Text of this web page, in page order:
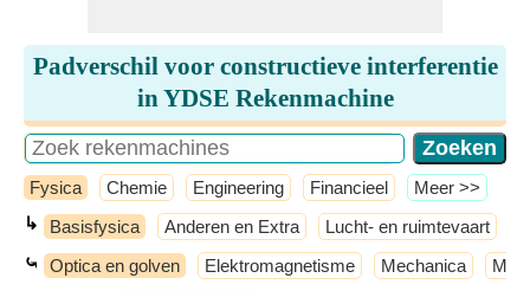
Padverschil voor constructieve interferentie
in YDSE Rekenmachine
Fysica Chemie Engineering Financieel ​Meer >>
↳ Basisfysica Anderen en Extra Lucht- en ruimtevaart
⤿ Optica en golven Elektromagnetisme Mechanica